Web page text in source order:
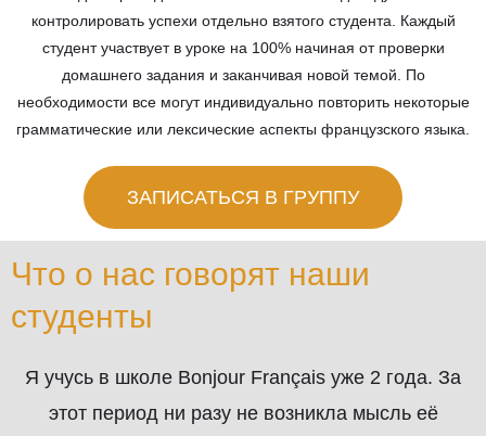
контролировать успехи отдельно взятого студента. Каждый
студент участвует в уроке на 100% начиная от проверки
домашнего задания и заканчивая новой темой. По
необходимости все могут индивидуально повторить некоторые
грамматические или лексические аспекты французского языка.
ЗАПИСАТЬСЯ В ГРУППУ
Что о нас говорят наши
студенты
Я учусь в школе Bonjour Français уже 2 года. За
этот период ни разу не возникла мысль её